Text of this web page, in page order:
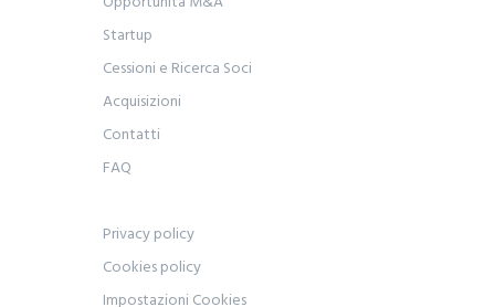
Startup
Cessioni e Ricerca Soci
Acquisizioni
Contatti
FAQ
Privacy policy
Cookies policy
Impostazioni Cookies